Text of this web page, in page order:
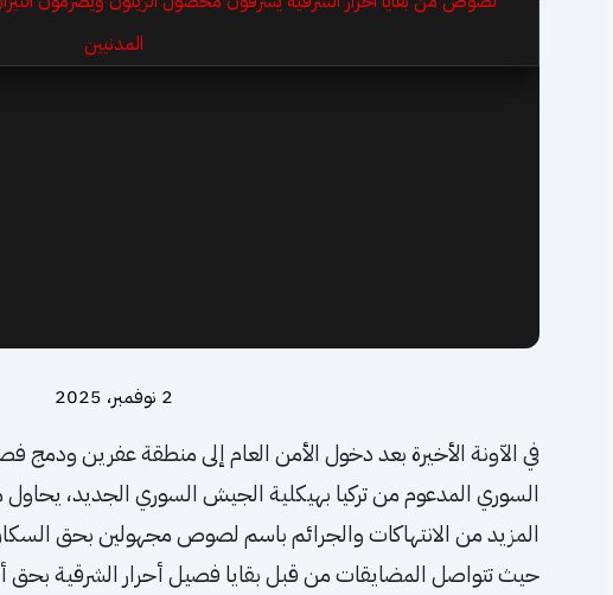
2 نوفمبر، 2025
في الآونة الأخيرة بعد دخول الأمن العام إلى منطقة عفرين
السوري المدعوم من تركيا بهيكلية الجيش السوري الجديد،
المزيد من الانتهاكات والجرائم باسم لصوص مجهولين بحق
حيث تتواصل المضايقات من قبل بقايا فصيل أحرار الشرقية